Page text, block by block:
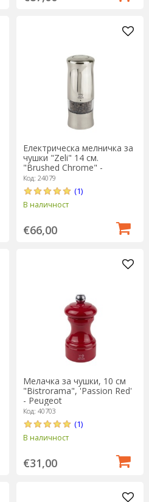
Електрическа мелничка за
чушки "Zeli" 14 см.
"Brushed Chrome" -
Peugeot
Код: 24079
(1)
В наличност
€66,00
Мелачка за чушки, 10 см
"Bistrorama", 'Passion Red'
- Peugeot
Код: 40703
(1)
В наличност
€31,00